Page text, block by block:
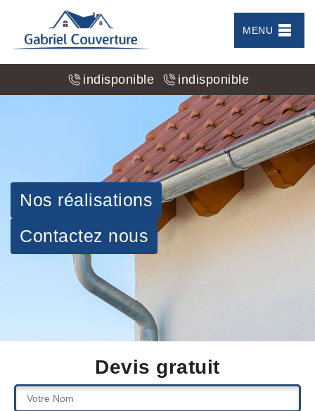
MENU
indisponible indisponible
Nos réalisations
Contactez nous
Devis gratuit